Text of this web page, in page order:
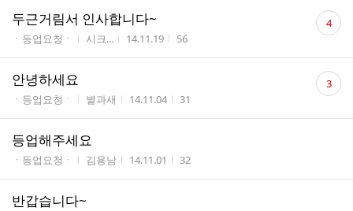
두근거림서 인사합니다~
게시판명
ㆍ등업요청ㆍ 작성자
시크... 작성시간
14.11.19 조회수
56
댓
글 4
안녕하세요
게시판명
ㆍ등업요청ㆍ 작성자
별과새 작성시간
14.11.04 조회수
31
댓
글 3
등업해주세요
게시판명
ㆍ등업요청ㆍ 작성자
김용남 작성시간
14.11.01 조회수
32
반갑습니다~